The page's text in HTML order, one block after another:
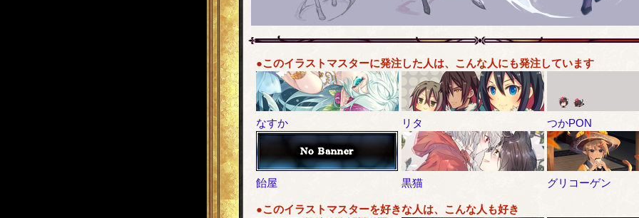
●このイラストマスターに発注した人は、こんな人にも発注しています
なすか リタ つかPON
飴屋 黒猫 グリコーゲン
●このイラストマスターを好きな人は、こんな人も好き